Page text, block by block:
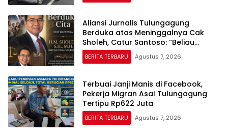
Aliansi Jurnalis Tulungagung
Berduka atas Meninggalnya Cak
Sholeh, Catur Santoso: “Beliau
Pejuang Keadilan yang Vokal”
BERITA TERBARU Agustus 7, 2026
Terbuai Janji Manis di Facebook,
Pekerja Migran Asal Tulungagung
Tertipu Rp622 Juta
BERITA TERBARU Agustus 7, 2026